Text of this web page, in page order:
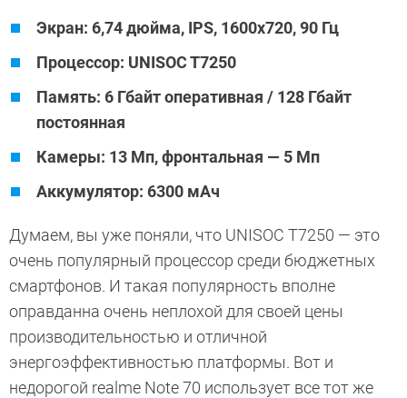
Экран: 6,74 дюйма, IPS, 1600x720, 90 Гц
Процессор: UNISOC T7250
Память: 6 Гбайт оперативная / 128 Гбайт
постоянная
Камеры: 13 Мп, фронтальная — 5 Мп
Аккумулятор: 6300 мАч
Думаем, вы уже поняли, что UNISOC T7250 — это
очень популярный процессор среди бюджетных
смартфонов. И такая популярность вполне
оправданна очень неплохой для своей цены
производительностью и отличной
энергоэффективностью платформы. Вот и
недорогой realme Note 70 использует все тот же